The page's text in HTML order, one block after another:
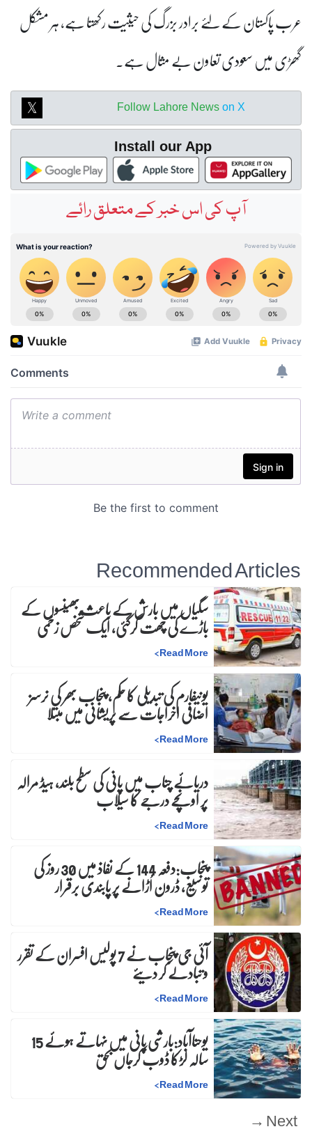
عرب پاکستان کے لئے برادر بزرگ کی حیثیت رکھتا ہے، ہر مشکل
گھڑی میں سعودی تعاون بے مثال ہے۔
Follow Lahore News on X
Install our App
آپ کی اس خبر کے متعلق رائے
Recommended Articles
سگیاں میں بارش کے باعث بھینسوں کے
باڑے کی چھت گرگئی، ایک شخص زخمی
Read More
>
یونیفارم کی تبدیلی کا حکم، پنجاب بھر کی نرسز
اضافی اخراجات سے پریشانی میں مبتلا
Read More
>
دریائے چناب میں پانی کی سطح بلند، ہیڈ مرالہ
پر اونچے درجے کا سیلاب
Read More
>
پنجاب:دفعہ 144 کے نفاذ میں 30 روز کیتوسیع، ڈرون اُڑانے پر پابندی برقرار
Read More
>
آئی جی پنجاب نے 7 پولیس افسران کے تقرر و تبادلے کر دیئے
Read More
>
یوحناآباد:بارشی پانی میں نہاتے ہوئے 15 سالہ لڑکا ڈوب کرجاں بحق
Read More
>
Next →